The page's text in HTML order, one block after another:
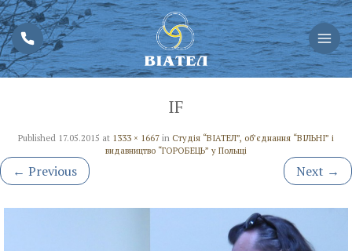
IF
Published 17.05.2015 at 1333 × 1667 in Студія “ВІАТЕЛ”, об’єднання “ВІЛЬНІ” і
видавництво “ГОРОБЕЦЬ” у Польщі
← Previous Next →